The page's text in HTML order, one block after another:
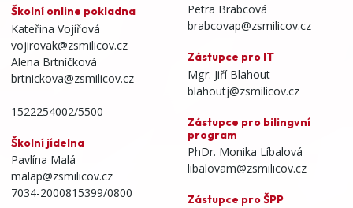
Školní online pokladna
Kateřina Vojířová
vojirovak@zsmilicov.cz
Alena Brtníčková
brtnickova@zsmilicov.cz
1522254002/5500
Školní jídelna
Pavlína Malá
malap@zsmilicov.cz
7034-2000815399/0800
Petra Brabcová
brabcovap@zsmilicov.cz
Zástupce pro IT
Mgr. Jiří Blahout
blahoutj@zsmilicov.cz
Zástupce pro bilingvní
program
PhDr. Monika Líbalová
libalovam@zsmilicov.cz
Zástupce pro ŠPP